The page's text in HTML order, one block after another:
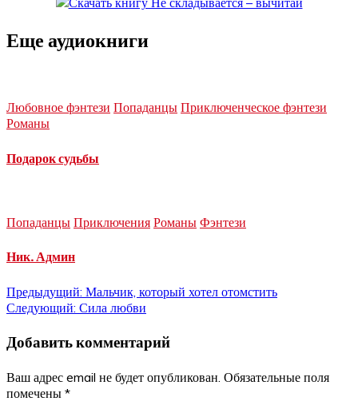
Еще аудиокниги
Любовное фэнтези Попаданцы Приключенческое фэнтези
Романы
Подарок судьбы
Попаданцы Приключения Романы Фэнтези
Ник. Админ
Навигация
записям
Предыдущий: Мальчик, который хотел отомстить
Следующий: Сила любви
Добавить комментарий
Ваш адрес email не будет опубликован. Обязательные поля
помечены *